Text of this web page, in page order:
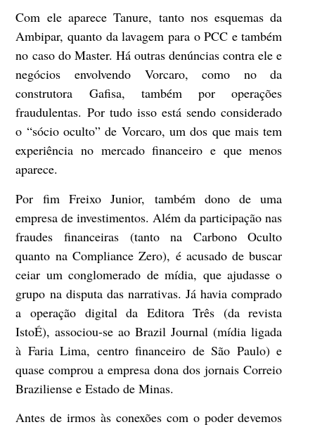
Com ele aparece Tanure, tanto nos esquemas da
Ambipar, quanto da lavagem para o PCC e também
no caso do Master. Há outras denúncias contra ele e
negócios envolvendo Vorcaro, como no da
construtora Gafisa, também por operações
fraudulentas. Por tudo isso está sendo considerado
o “sócio oculto” de Vorcaro, um dos que mais tem
experiência no mercado financeiro e que menos
aparece.
Por fim Freixo Junior, também dono de uma
empresa de investimentos. Além da participação nas
fraudes financeiras (tanto na Carbono Oculto
quanto na Compliance Zero), é acusado de buscar
ceiar um conglomerado de mídia, que ajudasse o
grupo na disputa das narrativas. Já havia comprado
a operação digital da Editora Três (da revista
IstoÉ), associou-se ao Brazil Journal (mídia ligada
à Faria Lima, centro financeiro de São Paulo) e
quase comprou a empresa dona dos jornais Correio
Braziliense e Estado de Minas.
Antes de irmos às conexões com o poder devemos